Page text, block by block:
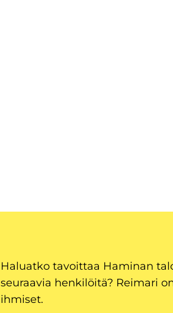
Haluatko tavoittaa Haminan
seuraavia henkilöitä? Reimari
ihmiset.